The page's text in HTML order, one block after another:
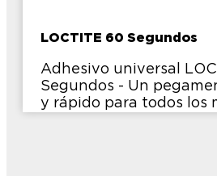
LOCTITE 60 Segundos
Adhesivo universal
Segundos - Un
y rápido para todos los